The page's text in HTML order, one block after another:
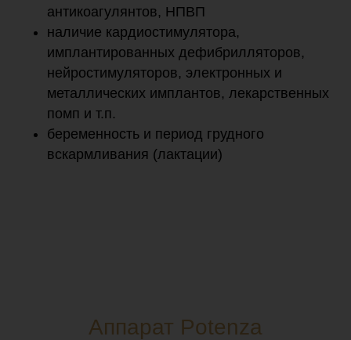
антикоагулянтов, НПВП
наличие кардиостимулятора,
имплантированных дефибрилляторов,
нейростимуляторов, электронных и
металлических имплантов, лекарственных
помп и т.п.
беременность и период грудного
вскармливания (лактации)
Аппарат Potenza